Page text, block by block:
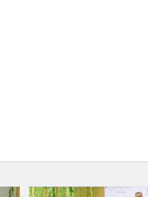
Edukacija